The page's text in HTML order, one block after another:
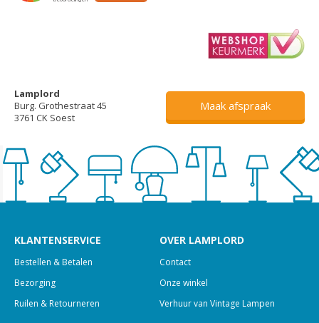
Lamplord
Burg. Grothestraat 45
3761 CK Soest
Maak afspraak
KLANTENSERVICE
Bestellen & Betalen
Bezorging
Ruilen & Retourneren
OVER LAMPLORD
Contact
Onze winkel
Verhuur van Vintage Lampen